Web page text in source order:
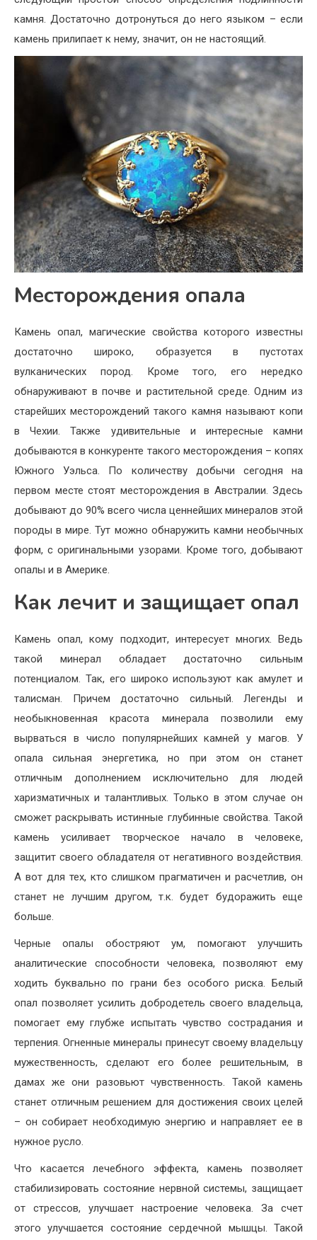
камня. Достаточно дотронуться до него языком – если
камень прилипает к нему, значит, он не настоящий.
Месторождения опала
Камень опал, магические свойства которого известны
достаточно широко, образуется в пустотах
вулканических пород. Кроме того, его нередко
обнаруживают в почве и растительной среде. Одним из
старейших месторождений такого камня называют копи
в Чехии. Также удивительные и интересные камни
добываются в конкуренте такого месторождения – копях
Южного Уэльса. По количеству добычи сегодня на
первом месте стоят месторождения в Австралии. Здесь
добывают до 90% всего числа ценнейших минералов этой
породы в мире. Тут можно обнаружить камни необычных
форм, с оригинальными узорами. Кроме того, добывают
опалы и в Америке.
Как лечит и защищает опал
Камень опал, кому подходит, интересует многих. Ведь
такой минерал обладает достаточно сильным
потенциалом. Так, его широко используют как амулет и
талисман. Причем достаточно сильный. Легенды и
необыкновенная красота минерала позволили ему
вырваться в число популярнейших камней у магов. У
опала сильная энергетика, но при этом он станет
отличным дополнением исключительно для людей
харизматичных и талантливых. Только в этом случае он
сможет раскрывать истинные глубинные свойства. Такой
камень усиливает творческое начало в человеке,
защитит своего обладателя от негативного воздействия.
А вот для тех, кто слишком прагматичен и расчетлив, он
станет не лучшим другом, т.к. будет будоражить еще
больше.
Черные опалы обостряют ум, помогают улучшить
аналитические способности человека, позволяют ему
ходить буквально по грани без особого риска. Белый
опал позволяет усилить добродетель своего владельца,
помогает ему глубже испытать чувство сострадания и
терпения. Огненные минералы принесут своему владельцу
мужественность, сделают его более решительным, в
дамах же они разовьют чувственность. Такой камень
станет отличным решением для достижения своих целей
– он собирает необходимую энергию и направляет ее в
нужное русло.
Что касается лечебного эффекта, камень позволяет
стабилизировать состояние нервной системы, защищает
от стрессов, улучшает настроение человека. За счет
этого улучшается состояние сердечной мышцы. Такой